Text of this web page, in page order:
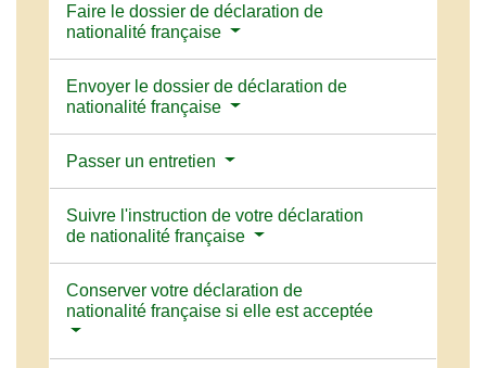
Faire le dossier de déclaration de
nationalité française
Envoyer le dossier de déclaration de
nationalité française
Passer un entretien
Suivre l'instruction de votre déclaration
de nationalité française
Conserver votre déclaration de
nationalité française si elle est acceptée